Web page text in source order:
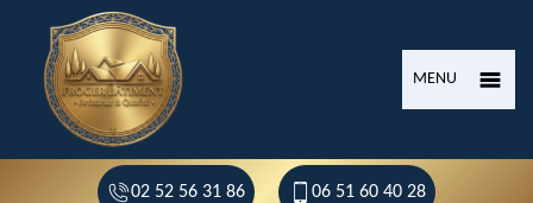
MENU
02 52 56 31 86 06 51 60 40 28